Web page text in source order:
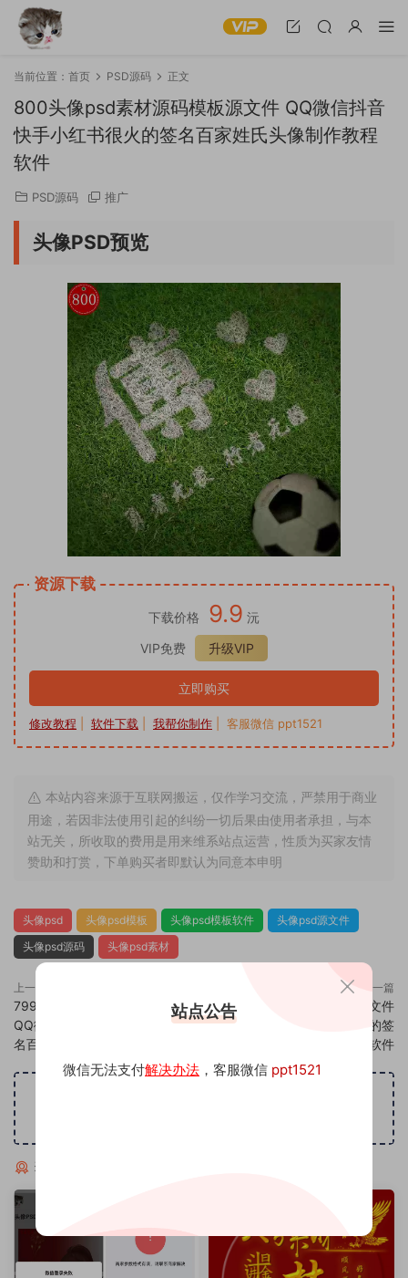
当前位置： 首页 PSD源码 正文
800头像psd素材源码模板源文件 QQ微信抖音
快手小红书很火的签名百家姓氏头像制作教程
软件
PSD源码 推广
头像PSD预览
资源下载
下载价格 9.9 沅
VIP免费
升级VIP
立即购买
修改教程 软件下载 我帮你制作 | 客服微信 ppt1521
本站内容来源于互联网搬运，仅作学习交流，严禁用于商业
用途，若因非法使用引起的纠纷一切后果由使用者承担，与本
站无关，所收取的费用是用来维系站点运营，性质为买家友情
赞助和打赏，下单购买者即默认为同意本申明
头像psd 头像psd模板 头像psd模板软件
头像psd源文件
头像psd源码
头像psd素材
上一篇
799头像psd素材源码模板源文件
QQ微信抖音快手小红书很火的签
名百家姓氏头像制作教程软件
下一篇
801头像psd素材源码模板源文件
QQ微信抖音快手小红书很火的签
名百家姓氏头像制作教程软件
猜你喜欢
站点公告
微信无法支付解决办法 ，客服微信 ppt1521